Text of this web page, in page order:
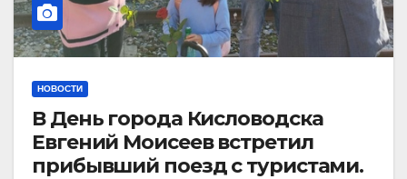
НОВОСТИ
В День города Кисловодска
Евгений Моисеев встретил
прибывший поезд с туристами.